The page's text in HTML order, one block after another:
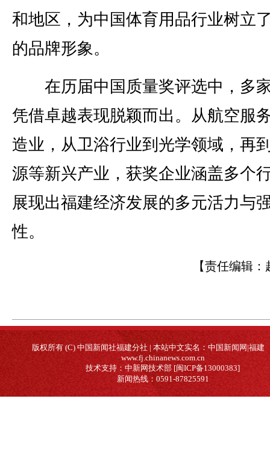
和地区，为中国体育用品行业树立
的品牌形象。
在历届中国质量奖评选中，多
凭借卓越表现脱颖而出。从航空服
造业，从卫浴行业到光学领域，再
源等新兴产业，获奖企业涵盖多个
展现出福建经济发展的多元活力与
性。
【责任编辑：
版权所有 (C) 中国新闻社福建分社 | 本站中文实名：中国新闻网|福建
www.fj.chinanews.com.cn
技术支持：中新网技术部 [闽ICP备13000383]
新闻热线：0591-87825591